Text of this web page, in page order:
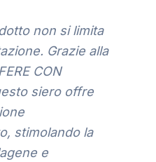
non si limita
Grazie alla
CON
siero offre
stimolando la
e